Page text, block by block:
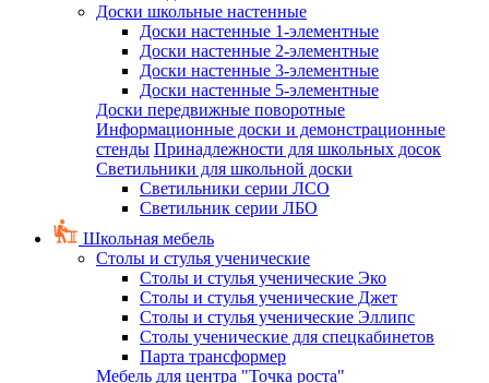
Доски школьные настенные
Доски настенные 1-элементные
Доски настенные 2-элементные
Доски настенные 3-элементные
Доски настенные 5-элементные
Доски передвижные поворотные
Информационные доски и демонстрационные
стенды Принадлежности для школьных досок
Светильники для школьной доски
Светильники серии ЛСО
Светильник серии ЛБО
Школьная мебель
Столы и стулья ученические
Столы и стулья ученические Эко
Столы и стулья ученические Джет
Столы и стулья ученические Эллипс
Столы ученические для спецкабинетов
Парта трансформер
Мебель для центра "Точка роста"